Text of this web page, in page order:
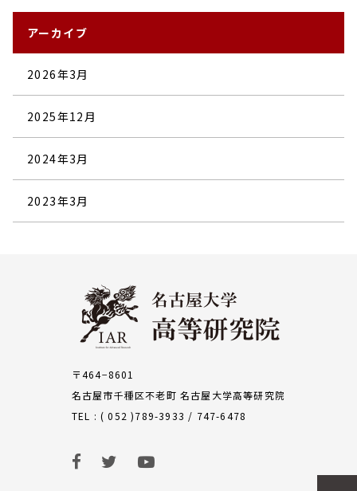
アーカイブ
2026年3月
2025年12月
2024年3月
2023年3月
〒464−8601
名古屋市千種区不老町 名古屋大学高等研究院
TEL : ( 052 )789-3933 / 747-6478